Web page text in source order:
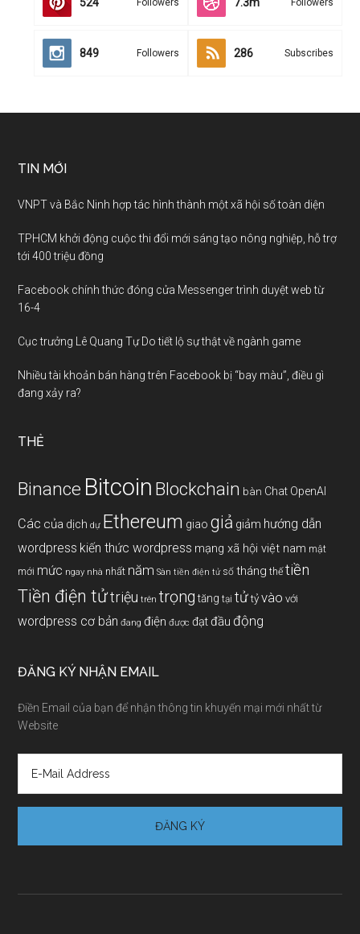
Followers Followers
849 Followers 286 Subscribes
TIN MỚI
VNPT và Bắc Ninh hợp tác hình thành một xã hội số toàn diện
TPHCM khởi động cuộc thi đổi mới sáng tạo nông nghiệp, hỗ trợ
tới 400 triệu đồng
Facebook chính thức đóng cửa Messenger trình duyệt web từ
16-4
Cục trưởng Lê Quang Tự Do tiết lộ sự thật về ngành game
Nhiều tài khoản bán hàng trên Facebook bị “bay màu”, điều gì
đang xảy ra?
THẺ
Binance Bitcoin Blockchain bàn Chat OpenAI
Các của dịch dự Ethereum giao giả giảm hướng dẫn
wordpress kiến thức wordpress mạng xã hội việt nam mật
mới mức ngay nhà nhất năm Sàn tiền điện tử số tháng thế tiền
Tiền điện tửtriệu trên trọng tăng tại tử tỷ vào với
wordpress cơ bản đang điện được đạtđầu động
ĐĂNG KÝ NHẬN EMAIL
Điền Email của bạn để nhận thông tin khuyến mại mới nhất từ
Website